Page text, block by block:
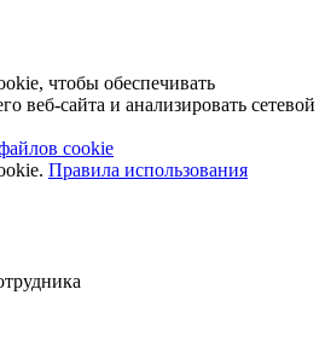
чтобы обеспечивать
веб-сайта и анализировать сетевой
cookie
Правила использования